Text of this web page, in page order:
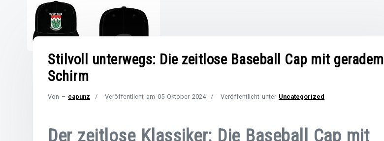
Stilvoll unterwegs: Die zeitlose Baseball Cap mit geradem
Schirm
Von – capunz Veröffentlicht am05 Oktober 2024 Veröffentlicht unter Uncategorized
Der zeitlose Klassiker: Die Baseball Cap mit